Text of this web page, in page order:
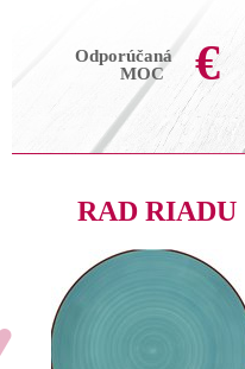
Odporúčaná
MOC
€
RAD RIADU